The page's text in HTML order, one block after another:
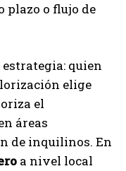
plazo o flujo de
quien
elige
el
áreas
de inquilinos. En
a nivel local